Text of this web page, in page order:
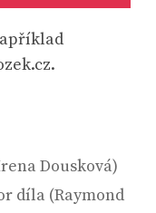
Dousková)
díla (Raymond